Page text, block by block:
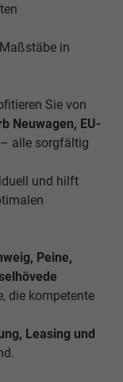
in
Sie von
Neuwagen, EU-
– alle sorgfältig
und hilft
Peine,
die kompetente
Leasing und